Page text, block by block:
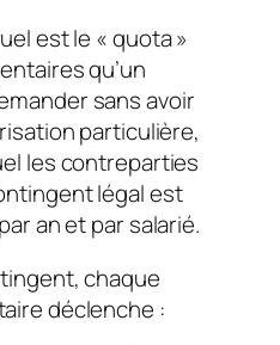
est le « quota »
qu’un
sans avoir
particulière,
les contreparties
légal est
an et par salarié.
chaque
déclenche :